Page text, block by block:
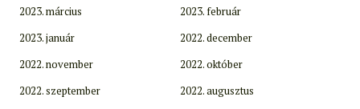
2023. március
2023. február
2023. január
2022. december
2022. november
2022. október
2022. szeptember
2022. augusztus